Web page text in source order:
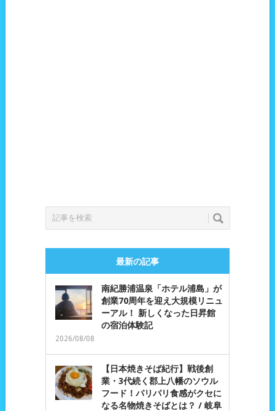
最新の記事
南紀勝浦温泉「ホテル浦島」が
創業70周年を迎え大規模リニュ
ーアル！ 新しくなった日昇館
の宿泊体験記
2026/08/08
【日本焼きそば紀行】戦後創
業・3代続く郡上八幡のソウル
フード！パリパリ食感がクセに
なる名物焼きそばとは？ / 岐阜